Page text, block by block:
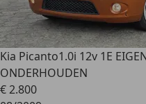
Kia Picanto1.0i 12v 1E
ONDERHOUDEN
€ 2.800